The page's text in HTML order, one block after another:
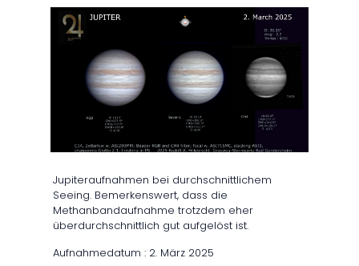
Jupiteraufnahmen bei durchschnittlichem
Seeing. Bemerkenswert, dass die
Methanbandaufnahme trotzdem eher
überdurchschnittlich gut aufgelöst ist.
Aufnahmedatum : 2. März 2025